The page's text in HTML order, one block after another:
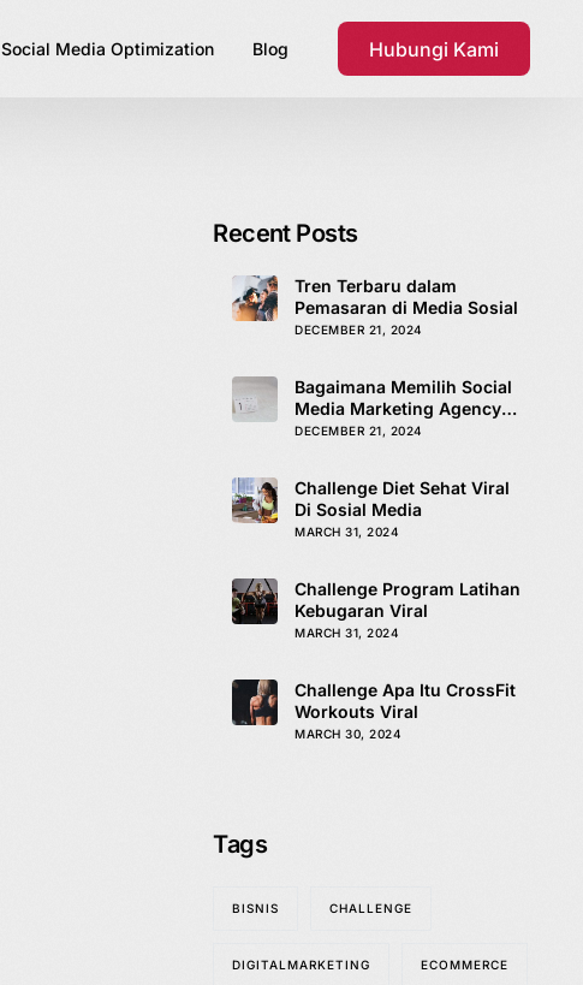
Social Media Optimization Blog Hubungi Kami
Recent Posts
Tren Terbaru dalam
Pemasaran di Media Sosial
DECEMBER 21, 2024
Bagaimana Memilih Social
Media Marketing Agency
yang Tepat
DECEMBER 21, 2024
Challenge Diet Sehat Viral
Di Sosial Media
MARCH 31, 2024
Challenge Program Latihan
Kebugaran Viral
MARCH 31, 2024
Challenge Apa Itu CrossFit
Workouts Viral
MARCH 30, 2024
Tags
BISNIS CHALLENGE
DIGITALMARKETING ECOMMERCE